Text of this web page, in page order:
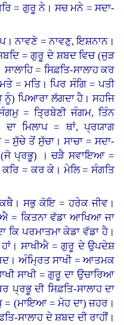
= ਗੁਰੂ ਨੇ। ਸਚ ਮਨੇ = ਸਦਾ-
ਨਾਵਣੋ = ਨਾਵਣੁ, ਇਸ਼ਨਾਨ।
= ਗੁਰੂ ਦੇ ਸ਼ਬਦ ਵਿਚ (ਜੁੜ
ਸਾਲਾਹਿ = ਸਿਫ਼ਤਿ-ਸਾਲਾਹ ਕਰ
= ਮਤਿ।ਪਿਰ ਸੰਗਿ = ਪਤੀ
ਨੂੰ) ਪਿਆਰਾ ਲੱਗਦਾ ਹੈ। ਸਹਜਿ
= ਤ੍ਰਿਬੇਣੀ ਜੰਗਮ, ਤਿੰਨ
ਦਾ ਮਿਲਾਪ = ਥਾਂ, ਪ੍ਰਯਾਗ
ਸੁੱਚੇ ਤੋਂ ਸੁੱਚਾ। ਸਾਚਾ = ਸਦਾ-
(ਜੋ ਪ੍ਰਭੂ) ।ਚੜੈ ਸਵਾਇਆ=
ਕਰਿ = ਕਰ ਕੇ। ਮੇਲਿ = ਸੰਗਤਿ
ਸਭੁ ਕੋਇ = ਹਰੇਕ ਜੀਵ।
= ਕਿਤਨਾ ਵੱਡਾ ਆਖਿਆ ਜਾ
ਪਰਮਾਤਮਾ ਕੇਡਾ ਵੱਡਾ ਹੈ।
ਸਾਖੀਐ = ਗੁਰੂ ਦੇ ਉਪਦੇਸ਼
ਅੰਮ੍ਰਿਤ ਸਾਖੀ = ਆਤਮਕ
ਸਾਖੀ = ਗੁਰੂ ਦਾ ਉਚਾਰਿਆ
ਦੀ ਸਿਫ਼ਤਿ-ਸਾਲਾਹ ਦਾ
= (ਮਾਇਆ = ਮੋਹ ਦਾ) ਜ਼ਹਰ।
ਸਾਲਾਹ ਦੇ ਸ਼ਬਦ ਦੀ ਰਾਹੀਂ।